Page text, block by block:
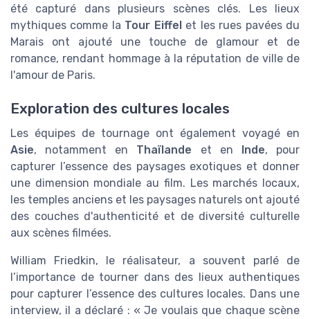
été capturé dans plusieurs scènes clés. Les lieux
mythiques comme la Tour Eiffelet les rues pavées du
Marais ont ajouté une touche de glamour et de
romance, rendant hommage à la réputation de ville de
l'amour de Paris.
Exploration des cultures locales
Les équipes de tournage ont également voyagé en
Asie, notamment en Thaïlande et en Inde, pour
capturer l’essence des paysages exotiques et donner
une dimension mondiale au film. Les marchés locaux,
les temples anciens et les paysages naturels ont ajouté
des couches d'authenticité et de diversité culturelle
aux scènes filmées.
William Friedkin, le réalisateur, a souvent parlé de
l’importance de tourner dans des lieux authentiques
pour capturer l’essence des cultures locales. Dans une
interview, il a déclaré : « Je voulais que chaque scène